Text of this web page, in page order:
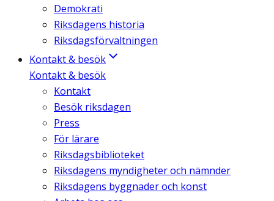
Demokrati
Riksdagens historia
Riksdagsförvaltningen
Kontakt & besök
Kontakt & besök
Kontakt
Besök riksdagen
Press
För lärare
Riksdagsbiblioteket
Riksdagens myndigheter och nämnder
Riksdagens byggnader och konst